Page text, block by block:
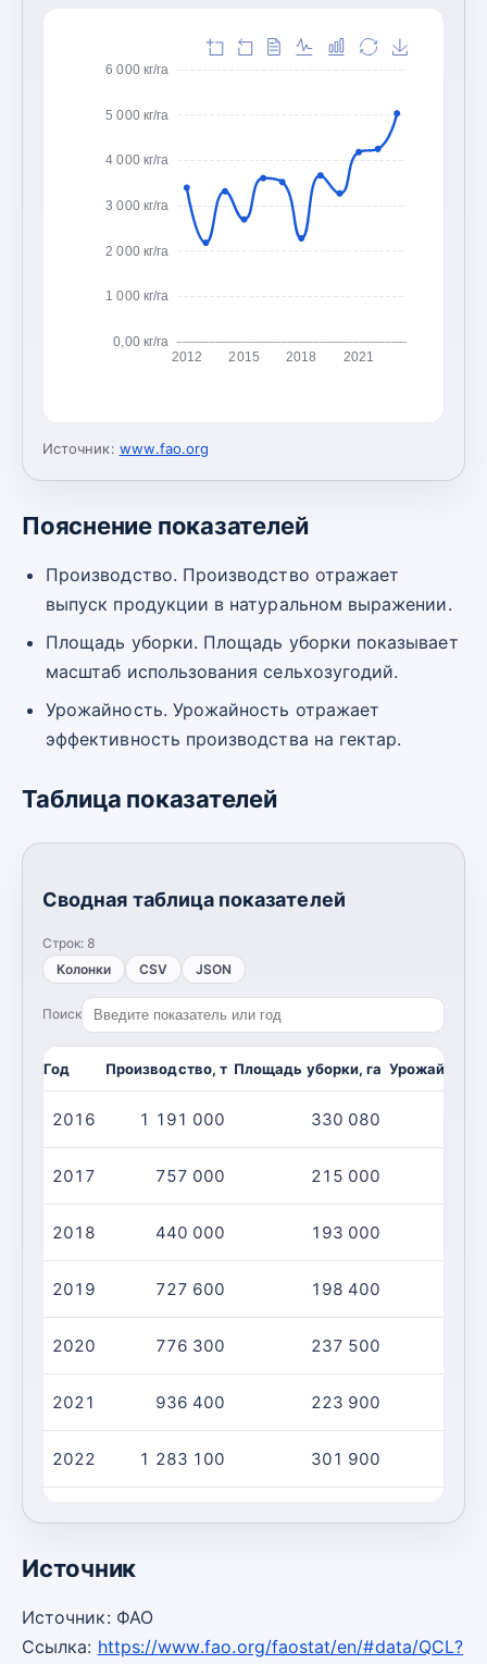
0,00 кг/га
1 000 кг/га
2 000 кг/га
3 000 кг/га
4 000 кг/га
5 000 кг/га
6 000 кг/га
2012 2015 2018 2021
Источник: www.fao.org
Пояснение показателей
Производство. Производство отражает
выпуск продукции в натуральном выражении.
Площадь уборки. Площадь уборки показывает
масштаб использования сельхозугодий.
Урожайность. Урожайность отражает
эффективность производства на гектар.
Таблица показателей
Сводная таблица показателей
Строк: 8
Колонки
CSV JSON
Поиск
Год Производство, т Площадь уборки, га
2016 1 191 000 330 080
2017 757 000 215 000
2018 440 000 193 000
2019 727 600 198 400
2020 776 300 237 500
2021 936 400 223 900
2022 1 283 100 301 900
Источник
Источник: ФАО
Ссылка: https://www.fao.org/faostat/en/#data/QCL?